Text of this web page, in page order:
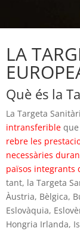
LA
Què és la
La Targeta
intransferible
rebre les
necessàries
països integrants
tant, la Targeta
Àustria, Bèlgica,
Eslovàquia,
Hongria Irlanda,